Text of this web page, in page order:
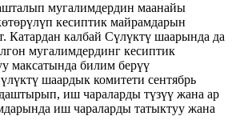
мугалимдердин маанайы
кесиптик майрамдарын
Катардан калбай Сүлүктү шаарында да
мугалимдердинг кесиптик
максатында билим берүү
шаардык комитети сентябрь
иш чараларды түзүү жана ар
иш чараларды татыктуу жана